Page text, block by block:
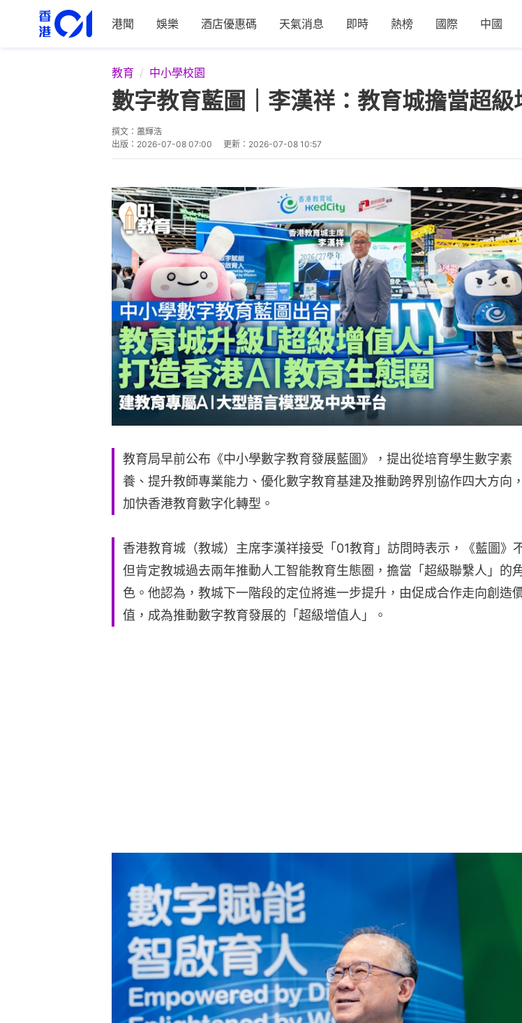
港聞 娛樂 酒店優惠碼 天氣消息 即時 熱榜 國際 中國
教育 中小學校園
數字教育藍圖｜李漢祥：教育城擔當超
撰文： 蕭輝浩
出版： 2026-07-08 07:00 更新： 2026-07-08 10:57
教育局早前公布《中小學數字教育發展藍圖》，提出從培育學生數字素
養、提升教師專業能力、優化數字教育基建及推動跨界別協作四大方向，
加快香港教育數字化轉型。
香港教育城（教城）主席李漢祥接受「01教育」訪問時表示，《藍圖》
但肯定教城過去兩年推動人工智能教育生態圈，擔當「超級聯繫人」的
色。他認為，教城下一階段的定位將進一步提升，由促成合作走向創造
值，成為推動數字教育發展的「超級增值人」。